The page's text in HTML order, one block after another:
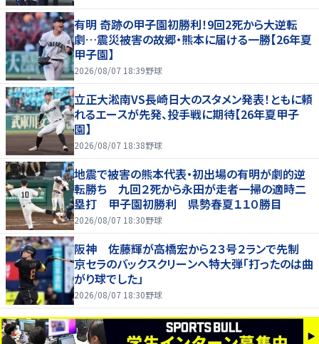
有明 奇跡の甲子園初勝利！9回2死から大逆転
劇…震災被害の故郷・熊本に届ける一勝【26年夏
甲子園】
2026/08/07 18:39野球
立正大淞南VS長崎日大のスタメン発表！ともに頼
れるエースが先発、投手戦に期待【26年夏甲子
園】
2026/08/07 18:38野球
地震で被害の熊本代表・初出場の有明が劇的逆
転勝ち 九回２死から永田が走者一掃の適時二
塁打 甲子園初勝利 県勢春夏１１０勝目
2026/08/07 18:30野球
阪神 佐藤輝が高橋宏から２３号２ランで先制
京セラのバックスクリーンへ特大弾「打ったのは曲
がり球でした」
2026/08/07 18:30野球